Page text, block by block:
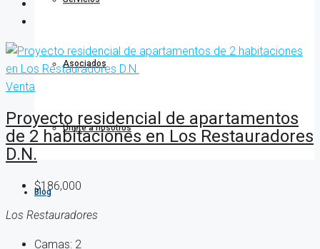
Asociados
Únete a nosotros
Blog
Venta
Proyecto residencial de apartamentos
de 2 habitaciones en Los Restauradores
D.N.
$186,000
Los Restauradores
Camas: 2